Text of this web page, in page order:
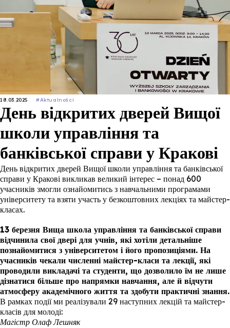
18.03.2025 #Aktualności
День відкритих дверей Вищої
школи управління та
банківської справи у Кракові
День відкритих дверей Вищої школи управління та банківської
справи у Кракові викликав великий інтерес – понад 600
учасників змогли ознайомитись з навчальними програмами
університету та взяти участь у безкоштовних лекціях та майстер-
класах.
13 березня Вища школа управління та банківської справи
відчинила свої двері для учнів, які хотіли детальніше
познайомитися з університетом і його пропозиціями. На
учасників чекали численні майстер-класи та лекції, які
проводили викладачі та студенти, що дозволило їм не лише
дізнатися більше про напрямки навчання, але й відчути
атмосферу академічного життя та здобути практичні знання.
В рамках події ми реалізували 29 наступних лекцій та майстер-
класів для молоді:
Магістр Олаф Лешняк